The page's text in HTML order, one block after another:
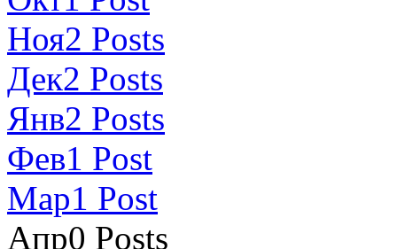
Ноя2 Posts
Дек2 Posts
Янв2 Posts
Фев1 Post
Мар1 Post
Апр0 Posts